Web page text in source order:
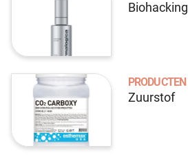
Biohacking
PRODUCTEN
Zuurstof